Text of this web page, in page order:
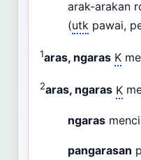
arak-arakan
(utk pawai,
1aras, ngaras K
2aras, ngaras K
ngaras
pangarasan